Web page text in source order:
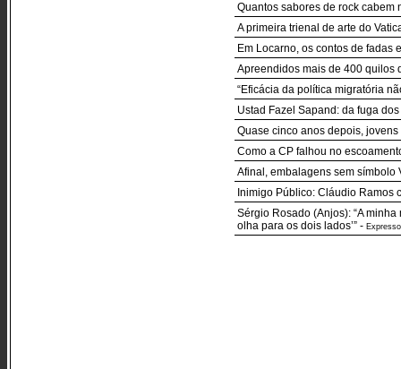
Quantos sabores de rock cabem
A primeira trienal de arte do
Em Locarno, os contos de fadas
Apreendidos mais de 400 quilos
“Eficácia da política migratória
Ustad Fazel Sapand: da fuga
Quase cinco anos depois,
Como a CP falhou no
Afinal, embalagens sem símbolo
Inimigo Público: Cláudio Ramos
Sérgio Rosado (Anjos): “A
olha para os dois lados’” - Expresso